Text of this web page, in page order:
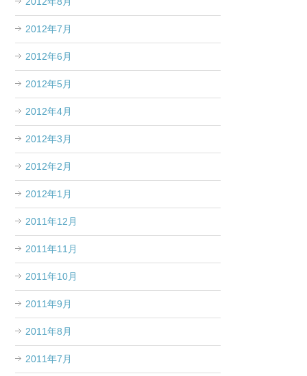
2012年7月
2012年6月
2012年5月
2012年4月
2012年3月
2012年2月
2012年1月
2011年12月
2011年11月
2011年10月
2011年9月
2011年8月
2011年7月